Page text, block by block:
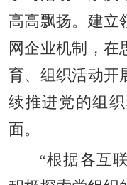
高高飘扬。建立
网企业机制，在
育、组织活动开
续推进党的组
面。
“根据各互